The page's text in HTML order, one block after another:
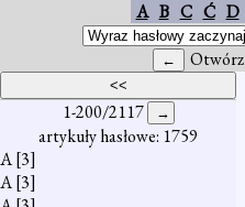
A B C Ć D
Otwórz
1-200/2117
artykuły hasłowe: 1759
A[3]
A[3]